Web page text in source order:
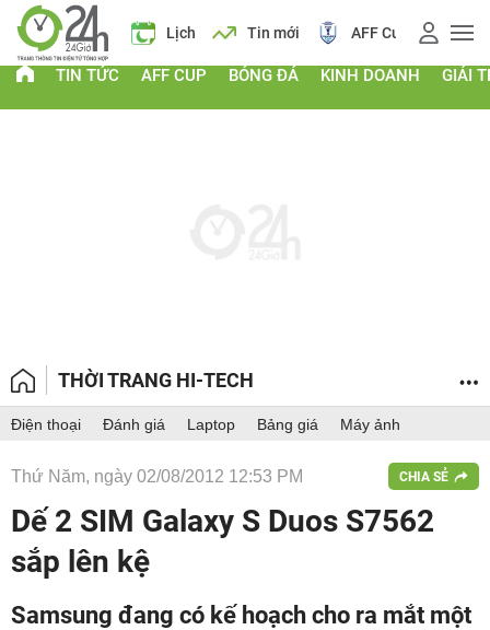
Lịch Tin mới AFF Cup Điểm chuẩn 2026
TIN TỨC AFF CUP BÓNG ĐÁ KINH DOANH GIẢI
THỜI TRANG HI-TECH
Điện thoại Đánh giá Laptop Bảng giá Máy ảnh
Thứ Năm, ngày 02/08/2012 12:53 PM CHIA SẺ
Dế 2 SIM Galaxy S Duos S7562
sắp lên kệ
Samsung đang có kế hoạch cho ra mắt một